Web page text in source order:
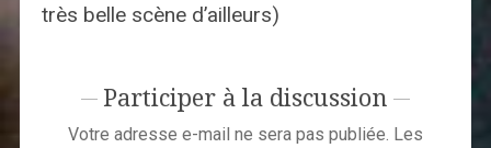
très belle scène d’ailleurs)
Participer à la discussion
Votre adresse e-mail ne sera pas publiée. Les